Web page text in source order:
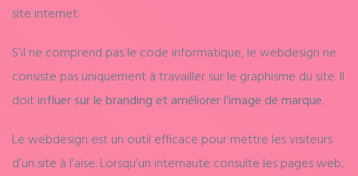
site internet.
S’il ne comprend pas le code informatique, le webdesign ne
consiste pas uniquement à travailler sur le graphisme du site. Il
doitinfluer sur le branding et améliorer l’image de marque.
Le webdesign est un outil efficace pour mettre les visiteurs
d’un site à l’aise. Lorsqu’un internaute consulte les pages web,